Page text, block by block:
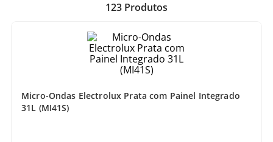
Fone Ouvido Bluethooth Jbl Tune 770
123 Produtos
Micro-Ondas Electrolux Prata com Painel Integrado
31L (MI41S)